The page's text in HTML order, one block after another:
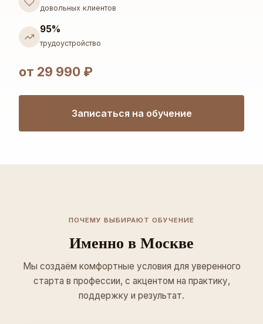
довольных клиентов
95%
трудоустройство
от 29 990 ₽
Записаться на обучение
ПОЧЕМУ ВЫБИРАЮТ ОБУЧЕНИЕ
Именно в Москве
Мы создаём комфортные условия для уверенного
старта в профессии, с акцентом на практику,
поддержку и результат.